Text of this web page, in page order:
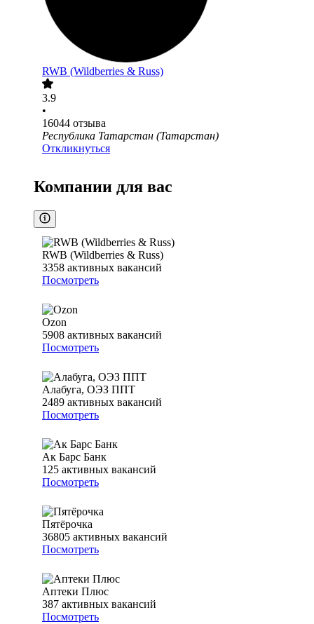
RWB (Wildberries & Russ)
3.9
•
16044 отзыва
Республика Татарстан (Татарстан)
Откликнуться
Компании для вас
RWB (Wildberries & Russ)
3358 активных вакансий
Посмотреть
Ozon
5908 активных вакансий
Посмотреть
Алабуга, ОЭЗ ППТ
2489 активных вакансий
Посмотреть
Ак Барс Банк
125 активных вакансий
Посмотреть
Пятёрочка
36805 активных вакансий
Посмотреть
Аптеки Плюс
387 активных вакансий
Посмотреть